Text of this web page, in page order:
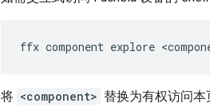
将 <component> 替换为有权访问本